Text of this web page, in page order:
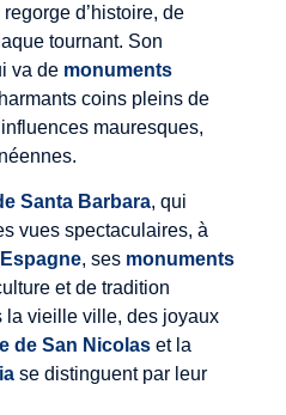
d’histoire, de
tournant. Son
va demonuments
coins pleins de
mauresques,
Santa Barbara, qui
vues spectaculaires, à
, ses monuments
et de tradition
la vieille ville, des joyaux
de San Nicolaset la
se distinguent par leur